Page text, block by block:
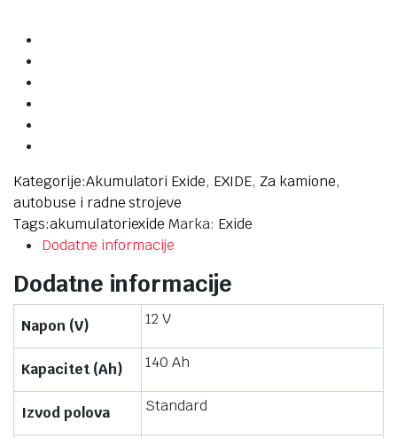
Kategorije:Akumulatori Exide, EXIDE, Za kamione,
autobuse i radne strojeve
Tags:akumulatoriexide Marka: Exide
Dodatne informacije
Dodatne informacije
Napon (V) 12 V
Kapacitet (Ah) 140 Ah
Izvod polova Standard